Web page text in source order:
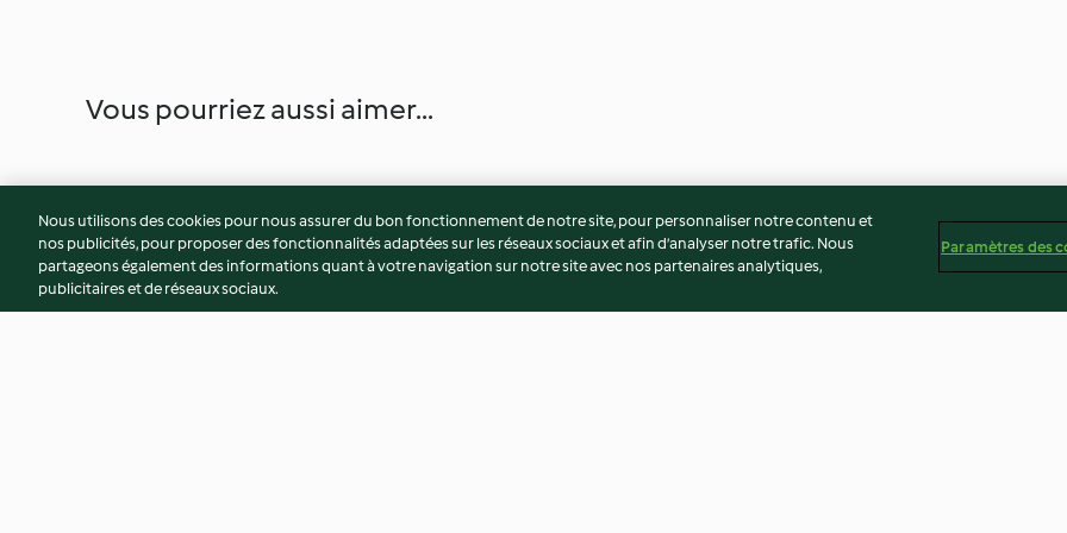
Vous pourriez aussi aimer...
Nous utilisons des cookies pour nous assurer du bon fonctionnement de notre site, pour personnaliser notre contenu et
nos publicités, pour proposer des fonctionnalités adaptées sur les réseaux sociaux et afin d’analyser notre trafic. Nous
partageons également des informations quant à votre navigation sur notre site avec nos partenaires analytiques,
publicitaires et de réseaux sociaux.
Paramètres des